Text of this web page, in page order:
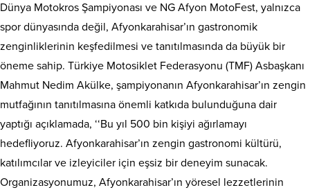
Dünya Motokros Şampiyonası ve NG Afyon MotoFest, yalnızca
spor dünyasında değil, Afyonkarahisar’ın gastronomik
zenginliklerinin keşfedilmesi ve tanıtılmasında da büyük bir
öneme sahip. Türkiye Motosiklet Federasyonu (TMF) Asbaşkanı
Mahmut Nedim Akülke, şampiyonanın Afyonkarahisar’ın zengin
mutfağının tanıtılmasına önemli katkıda bulunduğuna dair
yaptığı açıklamada, ‘‘Bu yıl 500 bin kişiyi ağırlamayı
hedefliyoruz. Afyonkarahisar’ın zengin gastronomi kültürü,
katılımcılar ve izleyiciler için eşsiz bir deneyim sunacak.
Organizasyonumuz, Afyonkarahisar’ın yöresel lezzetlerinin